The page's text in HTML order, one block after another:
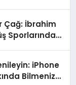
Çağ: İbrahim
Sporlarında
iPhone
Bilmeniz